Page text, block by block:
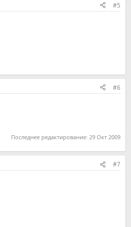
#5
#6
Последнее редактирование: 29 Окт 2009
#7